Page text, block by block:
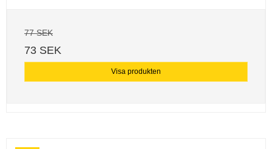
77 SEK
73 SEK
Visa produkten